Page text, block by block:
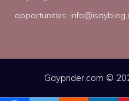
opportunities:
Gayprider.com ©